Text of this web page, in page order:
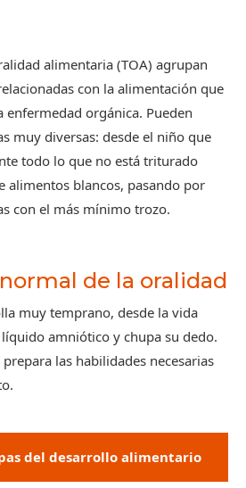
alimentaria (TOA) agrupan
con la alimentación que
enfermedad orgánica. Pueden
muy diversas: desde el niño que
todo lo que no está triturado
alimentos blancos, pasando por
con el más mínimo trozo.
de la oralidad
muy temprano, desde la vida
amniótico y chupa su dedo.
las habilidades necesarias
del desarrollo alimentario